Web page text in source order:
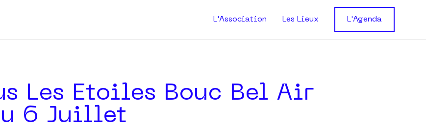
L'Association Les Lieux L'Agenda
Les Etoiles Bouc Bel Air
6 Juillet